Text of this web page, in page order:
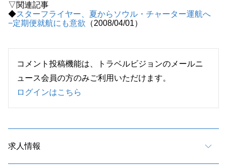
▽関連記事
◆スターフライヤー、夏からソウル・チャーター運航へ
−定期便就航にも意欲 （2008/04/01）
コメント投稿機能は、トラベルビジョンのメールニ
ュース会員の方のみご利用いただけます。
ログインはこちら
求人情報